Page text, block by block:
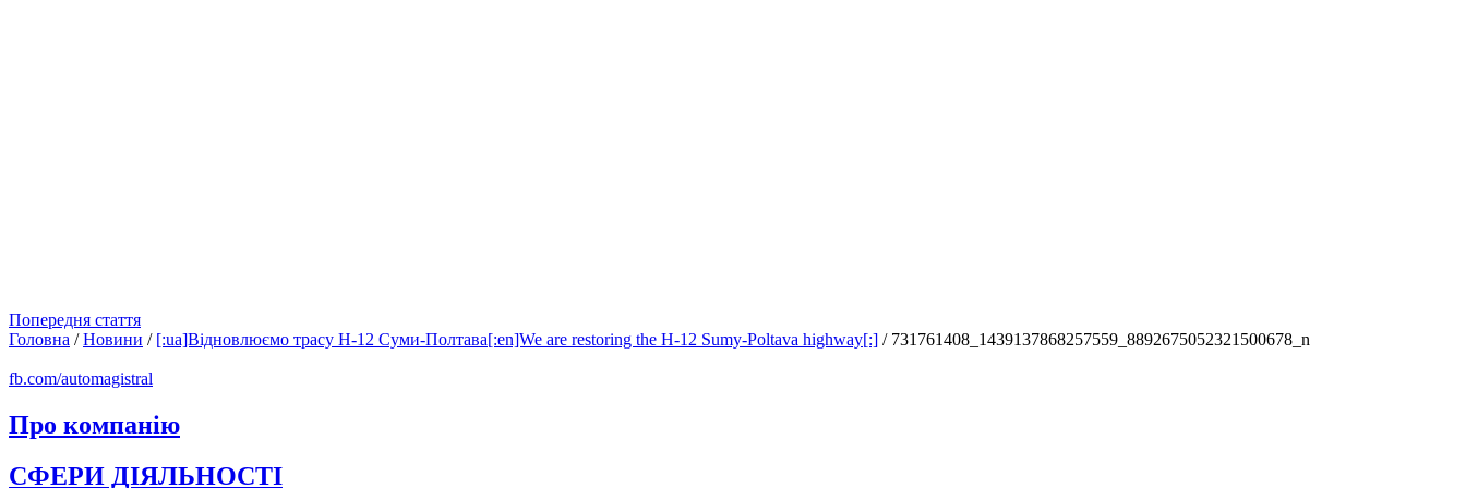
Попередня стаття
Головна / Новини / [:ua]Відновлюємо трасу Н-12 Суми-Полтава[:en]We are restoring the H-12 Sumy-Poltava highway[:] / 731761408_1439137868257559_8892675052321500678_n
fb.com/automagistral
Про компанію
СФЕРИ ДІЯЛЬНОСТІ